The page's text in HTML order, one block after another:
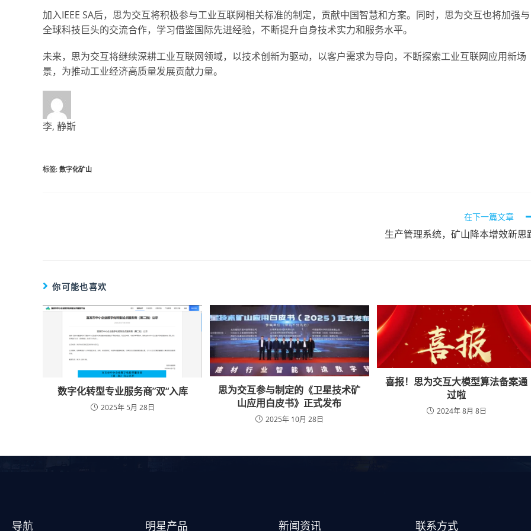
加入IEEE SA后，思为交互将积极参与工业互联网相关标准的制定，贡献中国智慧和方案。同时，思为交互也将加强与
全球科技巨头的交流合作，学习借鉴国际先进经验，不断提升自身技术实力和服务水平。
未来，思为交互将继续深耕工业互联网领域，以技术创新为驱动，以客户需求为导向，不断探索工业互联网应用新场
景，为推动工业经济高质量发展贡献力量。
李, 静斯
标签: 数字化矿山
在下一篇文章
生产管理系统，矿山降本增效新思
你可能也喜欢
数字化转型专业服务商”双“入库
2025年 5月 28日
思为交互参与制定的《卫星技术矿
山应用白皮书》正式发布
2025年 10月 28日
喜报！思为交互大模型算法备案通
过啦
2024年 8月 8日
导航 明星产品 新闻资讯 联系方式